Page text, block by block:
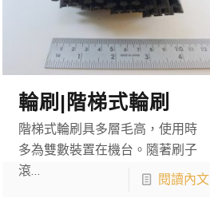
輪刷|階梯式輪刷
階梯式輪刷具多層毛高，使用時
多為雙數裝置在機台。隨著刷子
滾…
閱讀內文